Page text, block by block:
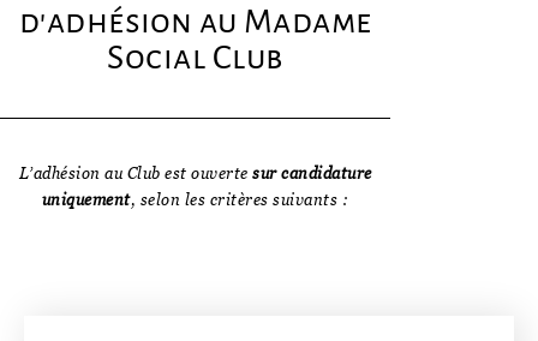
d'adhésion au Madame
Social Club
L’adhésion au Club est ouverte sur candidature
uniquement, selon les critères suivants :